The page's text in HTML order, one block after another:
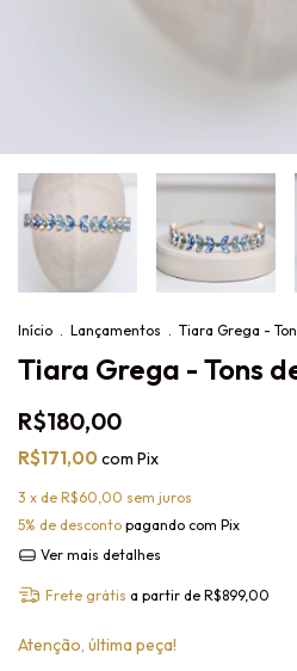
Início . Lançamentos . Tiara Grega -
Tiara Grega - Tons
R$180,00
R$171,00 com Pix
3 x de R$60,00 sem juros
5% de desconto pagando com Pix
Ver mais detalhes
Frete grátis a partir de R$899,00
Atenção, última peça!